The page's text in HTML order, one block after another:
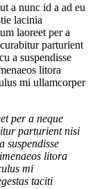
a nunc id a ad eu
lacinia
laoreet per a
parturient
a suspendisse
litora
mi ullamcorper
per a neque
parturient nisi
suspendisse
litora
mi
taciti